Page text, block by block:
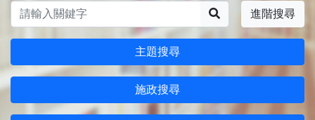
進階搜尋
主題搜尋
施政搜尋